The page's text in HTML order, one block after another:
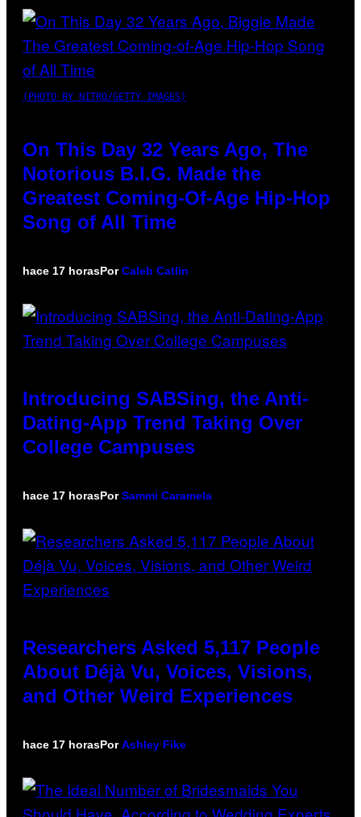
(PHOTO BY NITRO/GETTY IMAGES)
On This Day 32 Years Ago, The
Notorious B.I.G. Made the
Greatest Coming-Of-Age Hip-Hop
Song of All Time
hace 17 horasPorCaleb Catlin
Introducing SABSing, the Anti-
Dating-App Trend Taking Over
College Campuses
hace 17 horasPorSammi Caramela
Researchers Asked 5,117 People
About Déjà Vu, Voices, Visions,
and Other Weird Experiences
hace 17 horasPorAshley Fike